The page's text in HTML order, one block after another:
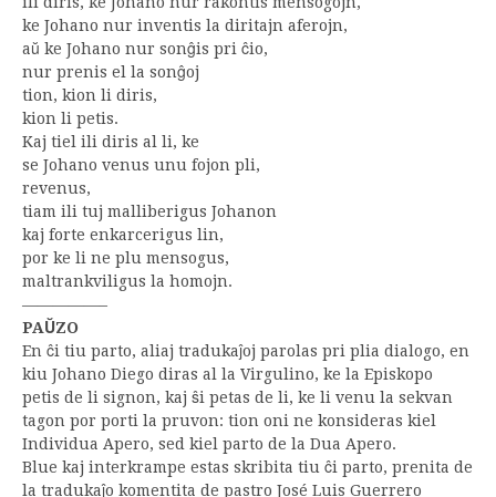
ke Johano nur inventis la diritajn aferojn,
aŭ ke Johano nur sonĝis pri ĉio,
nur prenis el la sonĝoj
tion, kion li diris,
kion li petis.
Kaj tiel ili diris al li, ke
se Johano venus unu fojon pli,
revenus,
tiam ili tuj malliberigus Johanon
kaj forte enkarcerigus lin,
por ke li ne plu mensogus,
maltrankviligus la homojn.
—————–
PAŬZO
En ĉi tiu parto, aliaj tradukaĵoj parolas pri plia dialogo, en
kiu Johano Diego diras al la Virgulino, ke la Episkopo
petis de li signon, kaj ŝi petas de li, ke li venu la sekvan
tagon por porti la pruvon: tion oni ne konsideras kiel
Individua Apero, sed kiel parto de la Dua Apero.
Blue kaj interkrampe estas skribita tiu ĉi parto, prenita de
la tradukaĵo komentita de pastro José Luis Guerrero